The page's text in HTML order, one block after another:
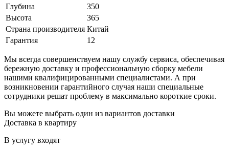
Глубина
350
Высота
365
Страна производителя Китай
Гарантия
12
Мы всегда совершенствуем нашу службу сервиса, обеспечивая
бережную доставку и профессиональную сборку мебели
нашими квалифицированными специалистами. А при
возникновении гарантийного случая наши специальные
сотрудники решат проблему в максимально короткие сроки.
Вы можете выбрать один из вариантов доставки
Доставка в квартиру
В услугу входят